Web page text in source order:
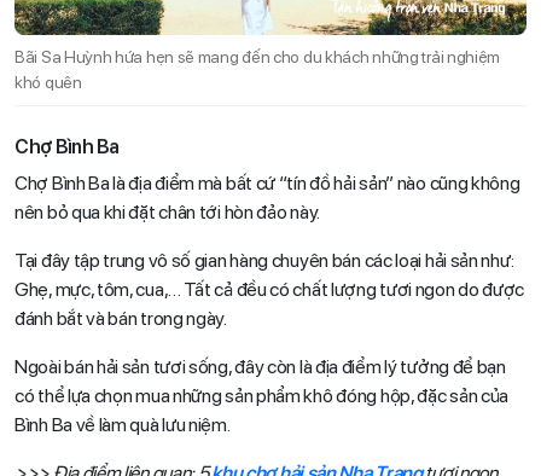
Bãi Sa Huỳnh hứa hẹn sẽ mang đến cho du khách những trải nghiệm
khó quên
Chợ Bình Ba
Chợ Bình Ba là địa điểm mà bất cứ “tín đồ hải sản” nào cũng không
nên bỏ qua khi đặt chân tới hòn đảo này.
Tại đây tập trung vô số gian hàng chuyên bán các loại hải sản như:
Ghẹ, mực, tôm, cua,… Tất cả đều có chất lượng tươi ngon do được
đánh bắt và bán trong ngày.
Ngoài bán hải sản tươi sống, đây còn là địa điểm lý tưởng để bạn
có thể lựa chọn mua những sản phẩm khô đóng hộp, đặc sản của
Bình Ba về làm quà lưu niệm.